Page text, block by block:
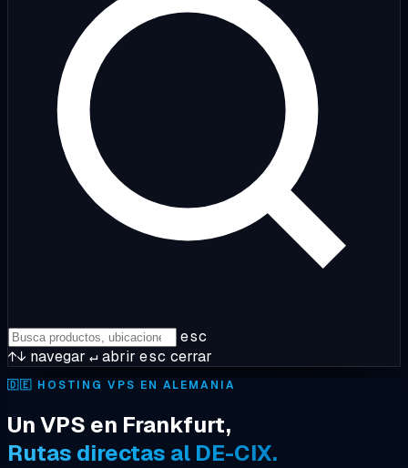
esc
↑↓ navegar ↵abrir esc cerrar
🇩🇪 HOSTING VPS EN ALEMANIA
Un VPS en Frankfurt,
Rutas directas al DE-CIX.